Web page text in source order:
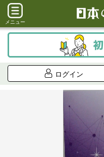
メニュー
ログイン